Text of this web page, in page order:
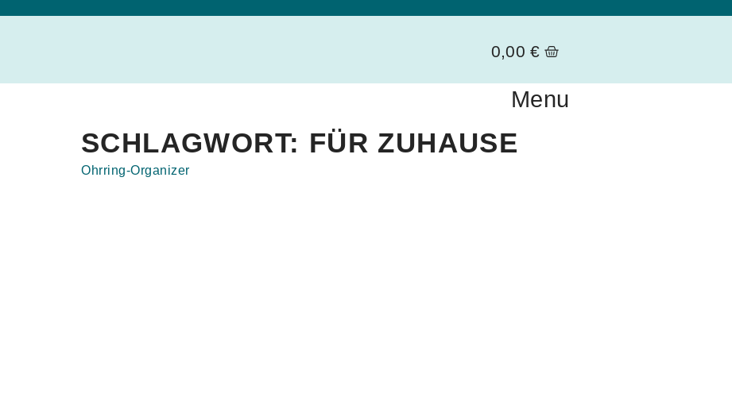
0,00€
Menu
SCHLAGWORT: FÜR ZUHAUSE
Ohrring-Organizer